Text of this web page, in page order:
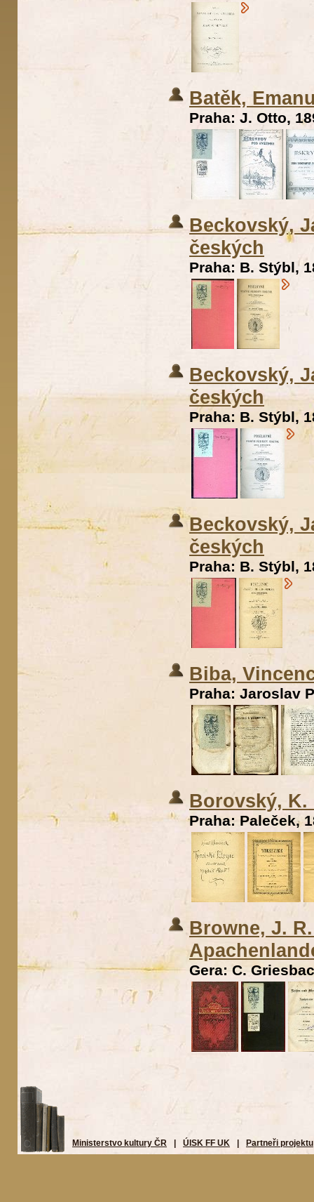
Batěk,
Praha: J. Otto,
Beckovský,
českých
Praha: B. Stýbl,
Beckovský,
českých
Praha: B. Stýbl,
Beckovský,
českých
Praha: B. Stýbl,
Biba,
Praha: Jaroslav
Borovský, K.
Praha: Paleček,
Browne, J.
Gera: C.
Ministerstvo kultury ČR ÚISK FF UK Partneři projektu